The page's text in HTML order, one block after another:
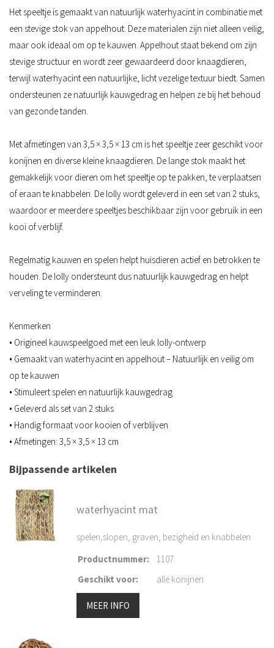
Het speeltje is gemaakt van natuurlijk waterhyacint in combinatie met
een stevige stok van appelhout. Deze materialen zijn niet alleen veilig,
maar ook ideaal om op te kauwen. Appelhout staat bekend om zijn
stevige structuur en wordt zeer gewaardeerd door knaagdieren,
terwijl waterhyacint een natuurlijke, licht vezelige textuur biedt. Samen
ondersteunen ze natuurlijk kauwgedrag en helpen ze bij het behoud
van gezonde tanden.
Met afmetingen van 3,5 × 3,5 × 13 cm is het speeltje zeer geschikt voor
konijnen en diverse kleine knaagdieren. De lange stok maakt het
gemakkelijk voor dieren om het speeltje op te pakken, te verplaatsen
of eraan te knabbelen. De lolly wordt geleverd in een set van 2 stuks,
waardoor er meerdere speeltjes beschikbaar zijn voor gebruik in een
kooi of verblijf.
Regelmatig kauwen en spelen helpt huisdieren actief en betrokken te
houden. De lolly ondersteunt dus natuurlijk kauwgedrag en helpt
verveling te verminderen.
Kenmerken
• Origineel kauwspeelgoed met een leuk lolly-ontwerp
• Gemaakt van waterhyacint en appelhout – Natuurlijk en veilig om
op te kauwen
• Stimuleert spelen en natuurlijk kauwgedrag
• Geleverd als set van 2 stuks
• Handig formaat voor kooien of verblijven
• Afmetingen: 3,5 × 3,5 × 13 cm
Bijpassende artikelen
waterhyacint mat
spelen,slopen, graven, bezigheid en knabbelen
Productnummer:
1107
Geschikt voor: alle konijnen
MEER INFO